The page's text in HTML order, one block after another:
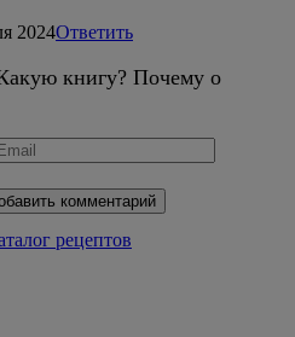
2024Ответить
книгу? Почему о
комментарий
рецептов